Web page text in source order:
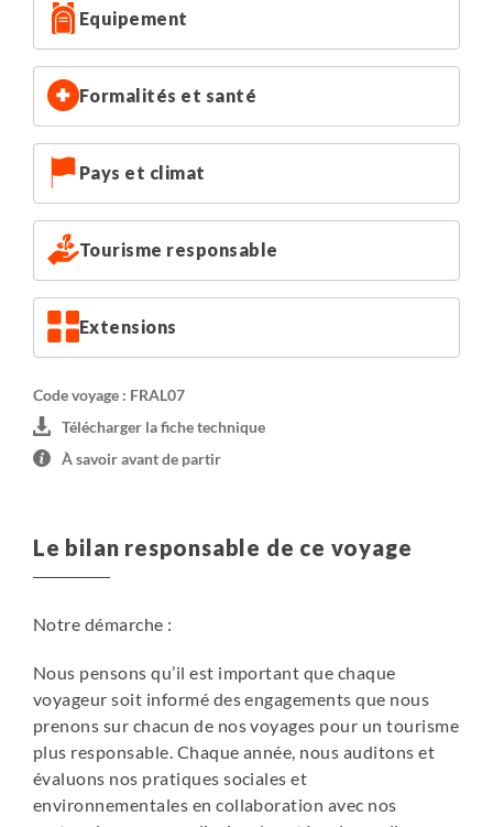
Equipement
Formalités et santé
Pays et climat
Tourisme responsable
Extensions
Code voyage : FRAL07
Télécharger la fiche technique
À savoir avant de partir
Le bilan responsable de ce voyage
Notre démarche :
Nous pensons qu’il est important que chaque
voyageur soit informé des engagements que nous
prenons sur chacun de nos voyages pour un tourisme
plus responsable. Chaque année, nous auditons et
évaluons nos pratiques sociales et
environnementales en collaboration avec nos